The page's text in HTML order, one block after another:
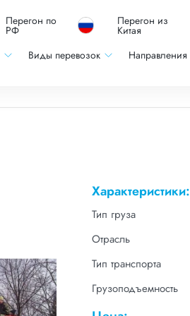
Перегон по
РФ
Перегон из
Китая
Виды перевозок Направления
Характеристики:
Тип груза
Отрасль
Тип транспорта
Грузоподъемность